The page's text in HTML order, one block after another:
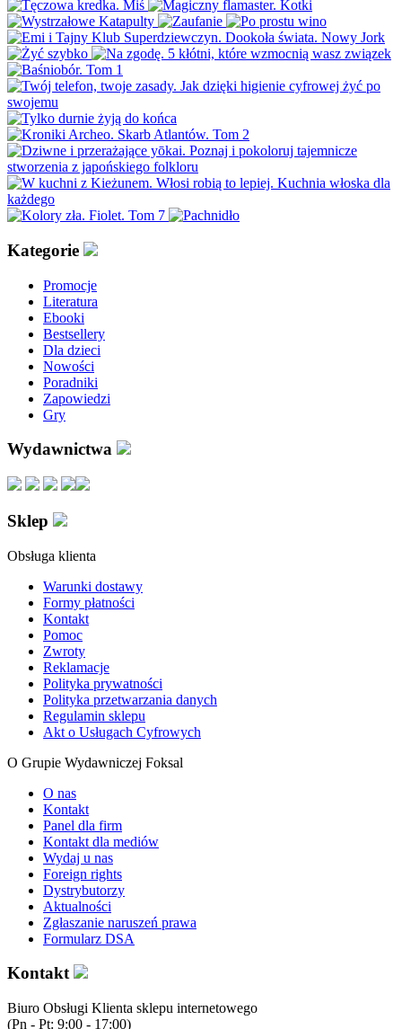
Kategorie
Promocje
Literatura
Ebooki
Bestsellery
Dla dzieci
Nowości
Poradniki
Zapowiedzi
Gry
Wydawnictwa
Sklep
Obsługa klienta
Warunki dostawy
Formy płatności
Kontakt
Pomoc
Zwroty
Reklamacje
Polityka prywatności
Polityka przetwarzania danych
Regulamin sklepu
Akt o Usługach Cyfrowych
O Grupie Wydawniczej Foksal
O nas
Kontakt
Panel dla firm
Kontakt dla mediów
Wydaj u nas
Foreign rights
Dystrybutorzy
Aktualności
Zgłaszanie naruszeń prawa
Formularz DSA
Kontakt
Biuro Obsługi Klienta sklepu internetowego
(Pn - Pt: 9:00 - 17:00)